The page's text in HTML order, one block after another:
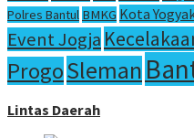
Polres Bantul BMKG Kota
Event Jogja
ProgoSleman
Lintas Daerah